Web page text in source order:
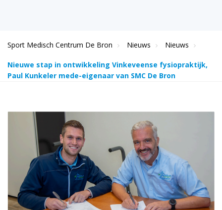
Sport Medisch Centrum De Bron Nieuws Nieuws
Nieuwe stap in ontwikkeling Vinkeveense fysiopraktijk,
Paul Kunkeler mede-eigenaar van SMC De Bron